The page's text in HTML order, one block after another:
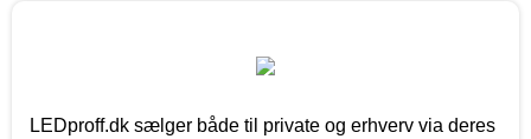
LEDproff.dk sælger både til private og erhverv via deres